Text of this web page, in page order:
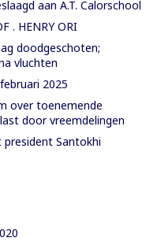
aan A.T. Calorschool
. HENRY ORI
doodgeschoten;
vluchten
2025
over toenemende
door vreemdelingen
Santokhi